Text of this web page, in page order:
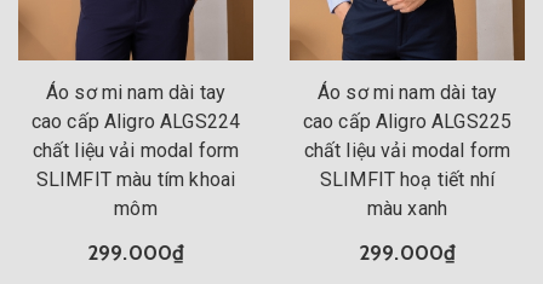
Áo sơ mi nam dài tay
cao cấp Aligro ALGS224
chất liệu vải modal form
SLIMFIT màu tím khoai
môm
299.000₫
Áo sơ mi nam dài tay
cao cấp Aligro ALGS225
chất liệu vải modal form
SLIMFIT hoạ tiết nhí
màu xanh
299.000₫